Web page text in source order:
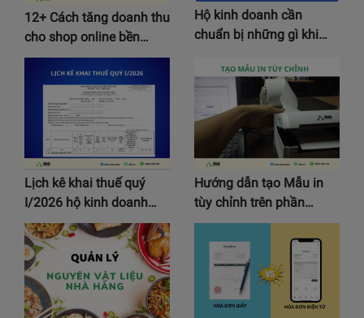
12+ Cách tăng doanh thu
cho shop online bền…
Hộ kinh doanh cần
chuẩn bị những gì khi…
Lịch kê khai thuế quý
I/2026 hộ kinh doanh…
Hướng dẫn tạo Mẫu in
tùy chỉnh trên phần…